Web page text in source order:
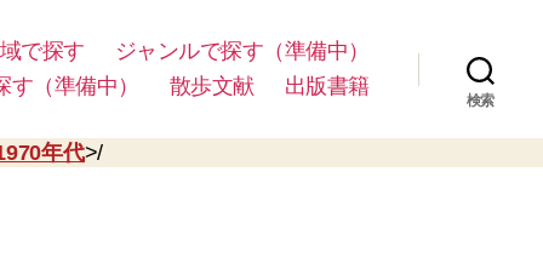
で探す
ジャンルで探す（準備中）
す（準備中）
散歩文献 出版書籍
検索
年代>/